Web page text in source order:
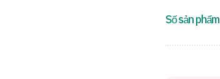
Số sản phẩm